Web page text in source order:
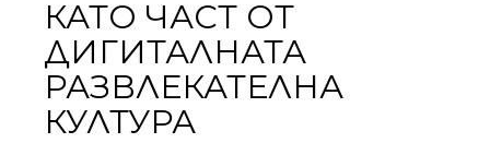
КАТО ЧАСТ ОТ
ДИГИТАЛНАТА
РАЗВЛЕКАТЕЛНА
КУЛТУРА